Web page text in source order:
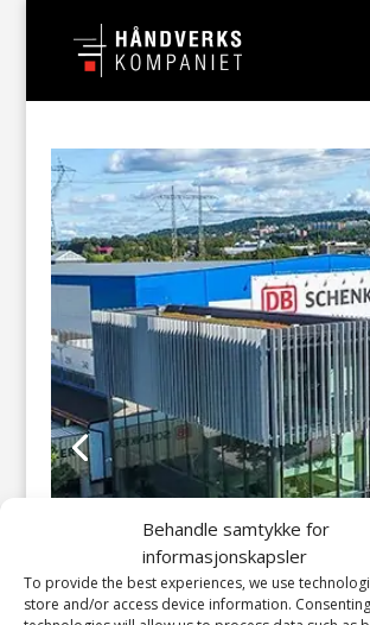
Behandle samtykke for
informasjonskapsler
To provide the best experiences, we use
store and/or access device information.